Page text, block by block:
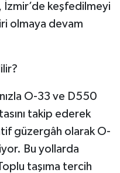
keşfedilmeyi
olmaya devam
O-33 ve D550
takip ederek
güzergâh olarak O-
Bu yollarda
taşıma tercih